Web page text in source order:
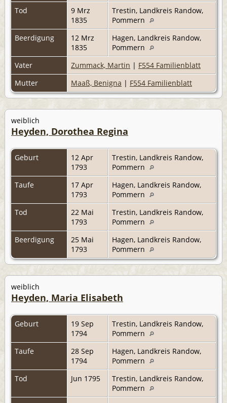
Tod
9 Mrz
1835
Trestin, Landkreis Randow,
Pommern
Beerdigung
12 Mrz
1835
Hagen, Landkreis Randow,
Pommern
Vater
Zummack, Martin | F554 Familienblatt
Mutter
Maaß, Benigna | F554 Familienblatt
weiblich
Heyden, Dorothea Regina
Geburt
12 Apr
1793
Trestin, Landkreis Randow,
Pommern
Taufe
17 Apr
1793
Hagen, Landkreis Randow,
Pommern
Tod
22 Mai
1793
Trestin, Landkreis Randow,
Pommern
Beerdigung
25 Mai
1793
Hagen, Landkreis Randow,
Pommern
weiblich
Heyden, Maria Elisabeth
Geburt
19 Sep
1794
Trestin, Landkreis Randow,
Pommern
Taufe
28 Sep
1794
Hagen, Landkreis Randow,
Pommern
Tod
Jun 1795
Trestin, Landkreis Randow,
Pommern